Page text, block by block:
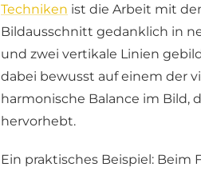
Techniken ist die Arbeit mit
Bildausschnitt gedanklich in
und zwei vertikale Linien
dabei bewusst auf einem der
harmonische Balance im Bild,
hervorhebt.
Ein praktisches Beispiel: Beim